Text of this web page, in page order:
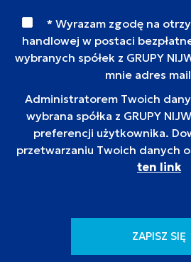
* Wyrazam zgodę na
handlowej w postaci
wybranych spółek z GRUPY
mnie adres
Administratorem Twoich
wybrana spółka z GRUPY
preferencji użytkownika.
przetwarzaniu Twoich danych
ten link